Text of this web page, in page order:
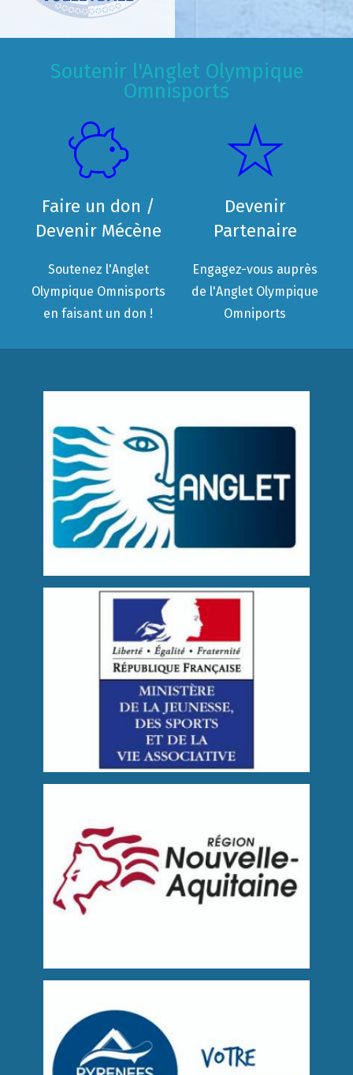
Soutenir l'Anglet Olympique
Omnisports
Faire un don /
Devenir Mécène
Soutenez l'Anglet
Olympique Omnisports
en faisant un don !
Devenir
Partenaire
Engagez-vous auprès
de l'Anglet Olympique
Omniports